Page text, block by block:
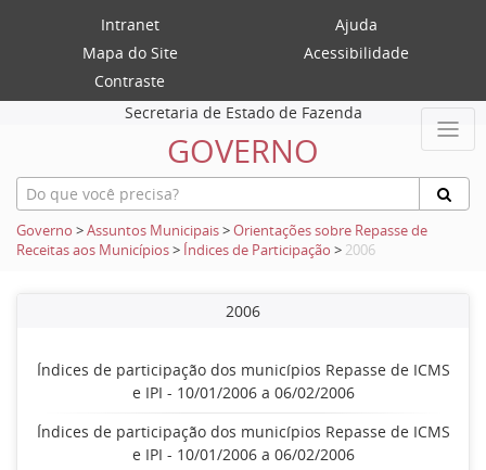
Intranet
Ajuda
Mapa do Site
Acessibilidade
Contraste
Secretaria de Estado de Fazenda
GOVERNO
Governo >Assuntos Municipais>Orientações sobre Repasse de
Receitas aos Municípios> Índices de Participação > 2006
2006
Índices de participação dos municípios Repasse de ICMS
e IPI - 10/01/2006 a 06/02/2006
Índices de participação dos municípios Repasse de ICMS
e IPI - 10/01/2006 a 06/02/2006